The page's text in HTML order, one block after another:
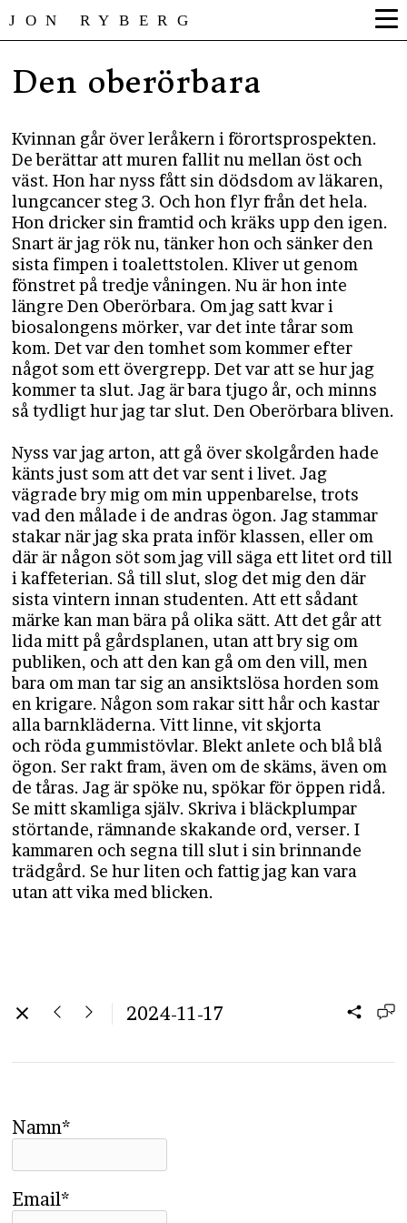
JON RYBERG
Den oberörbara
Kvinnan går över leråkern i förortsprospekten.
De berättar att muren fallit nu mellan öst och
väst. Hon har nyss fått sin dödsdom av läkaren,
lungcancer steg 3. Och hon flyr från det hela.
Hon dricker sin framtid och kräks upp den igen.
Snart är jag rök nu, tänker hon och sänker den
sista fimpen i toalettstolen. Kliver ut genom
fönstret på tredje våningen. Nu är hon inte
längre Den Oberörbara. Om jag satt kvar i
biosalongens mörker, var det inte tårar som
kom. Det var den tomhet som kommer efter
något som ett övergrepp. Det var att se hur jag
kommer ta slut. Jag är bara tjugo år, och minns
så tydligt hur jag tar slut. Den Oberörbara bliven.
Nyss var jag arton, att gå över skolgården hade
känts just som att det var sent i livet. Jag
vägrade bry mig om min uppenbarelse, trots
vad den målade i de andras ögon. Jag stammar
stakar när jag ska prata inför klassen, eller om
där är någon söt som jag vill säga ett litet ord till
i kaffeterian. Så till slut, slog det mig den där
sista vintern innan studenten. Att ett sådant
märke kan man bära på olika sätt. Att det går att
lida mitt på gårdsplanen, utan att bry sig om
publiken, och att den kan gå om den vill, men
bara om man tar sig an ansiktslösa horden som
en krigare. Någon som rakar sitt hår och kastar
alla barnkläderna. Vitt linne, vit skjorta
och röda gummistövlar. Blekt anlete och blå blå
ögon. Ser rakt fram, även om de skäms, även om
de tåras. Jag är spöke nu, spökar för öppen ridå.
Se mitt skamliga själv. Skriva i bläckplumpar
störtande, rämnande skakande ord, verser. I
kammaren och segna till slut i sin brinnande
trädgård. Se hur liten och fattig jag kan vara
utan att vika med blicken.
2024-11-17
Namn*
Email*